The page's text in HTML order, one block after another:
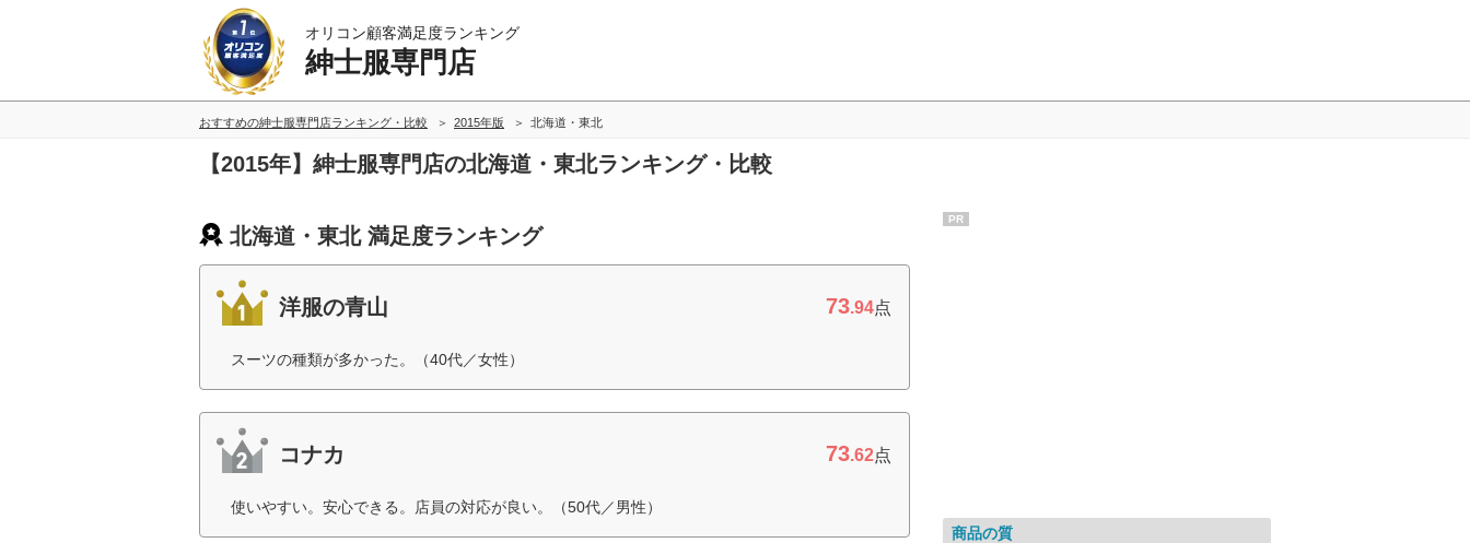
オリコン顧客満足度ランキング
紳士服専門店
おすすめの紳士服専門店ランキング・比較 2015年版 北海道・東北
【2015年】紳士服専門店の北海道・東北ランキング・比較
北海道・東北 満足度ランキング
洋服の青山 73.94点
スーツの種類が多かった。（40代／女性）
コナカ 73.62点
使いやすい。安心できる。店員の対応が良い。（50代／男性）
PR
商品の質